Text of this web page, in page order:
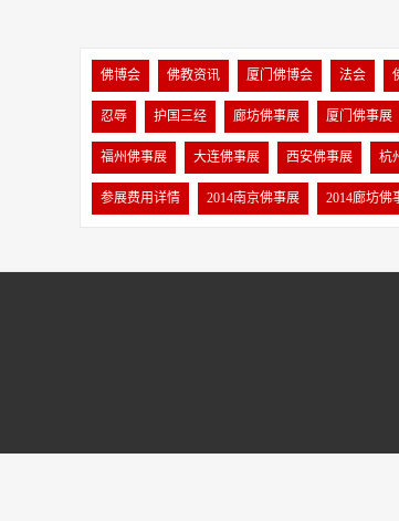
佛博会 佛教资讯 厦门佛博会 法会
忍辱 护国三经 廊坊佛事展 厦门佛事展
福州佛事展 大连佛事展 西安佛事展 杭
参展费用详情 2014南京佛事展 2014廊坊佛